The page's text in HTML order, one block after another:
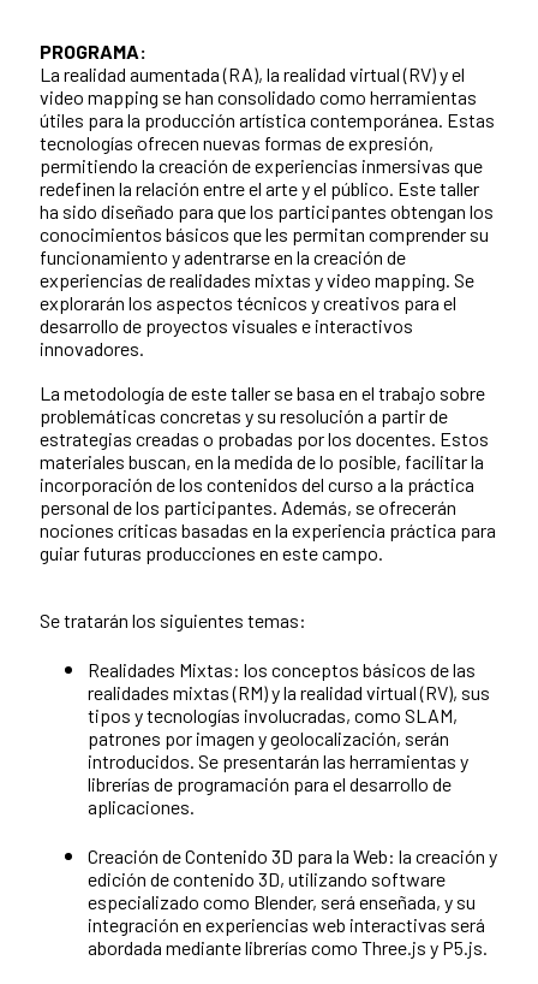
PROGRAMA:
La realidad aumentada (RA), la realidad virtual (RV) y el
video mapping se han consolidado como herramientas
útiles para la producción artística contemporánea. Estas
tecnologías ofrecen nuevas formas de expresión,
permitiendo la creación de experiencias inmersivas que
redefinen la relación entre el arte y el público. Este taller
ha sido diseñado para que los participantes obtengan los
conocimientos básicos que les permitan comprender su
funcionamiento y adentrarse en la creación de
experiencias de realidades mixtas y video mapping. Se
explorarán los aspectos técnicos y creativos para el
desarrollo de proyectos visuales e interactivos
innovadores.
La metodología de este taller se basa en el trabajo sobre
problemáticas concretas y su resolución a partir de
estrategias creadas o probadas por los docentes. Estos
materiales buscan, en la medida de lo posible, facilitar la
incorporación de los contenidos del curso a la práctica
personal de los participantes. Además, se ofrecerán
nociones críticas basadas en la experiencia práctica para
guiar futuras producciones en este campo.
Se tratarán los siguientes temas:
Realidades Mixtas: los conceptos básicos de las
realidades mixtas (RM) y la realidad virtual (RV), sus
tipos y tecnologías involucradas, como SLAM,
patrones por imagen y geolocalización, serán
introducidos. Se presentarán las herramientas y
librerías de programación para el desarrollo de
aplicaciones.
Creación de Contenido 3D para la Web: la creación y
edición de contenido 3D, utilizando software
especializado como Blender, será enseñada, y su
integración en experiencias web interactivas será
abordada mediante librerías como Three.js y P5.js.